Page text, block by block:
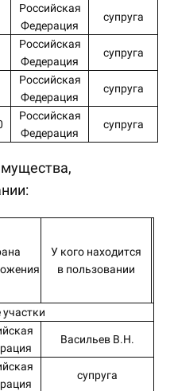
Российская
Федерация
супруга
Российская
Федерация
супруга
Российская
Федерация
супруга
Российская
Федерация
супруга
У кого находится
в пользовании
Васильев В.Н.
супруга